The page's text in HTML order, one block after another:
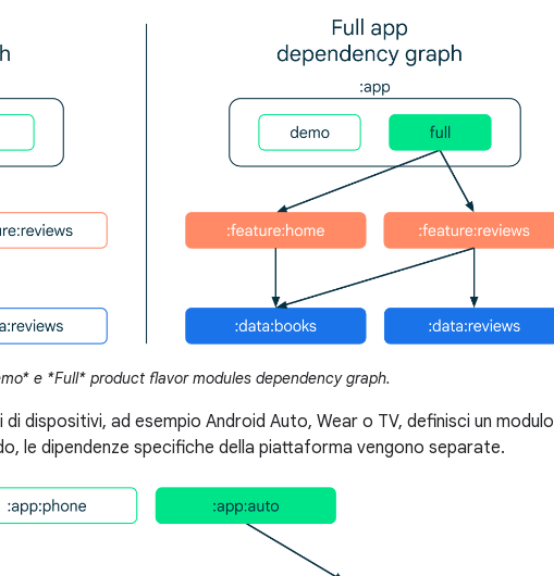
e *Full* product flavor modules dependency graph.
dispositivi, ad esempio Android Auto, Wear o TV, definisci un modulo
le dipendenze specifiche della piattaforma vengono separate.